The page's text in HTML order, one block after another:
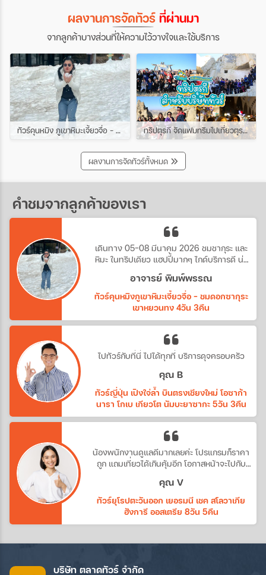
ผลงานการจัดทัวร์ที่ผ่านมา
จากลูกค้าบางส่วนที่ให้ความไว้วางใจและใช้บริการ
ทัวร์คุนหมิง ภูเขาหิมะเจี้ยวจื่อ - ชมดอกซากุระเขาหยวนทง 4วัน 3คืน ช่วง มีนาคม ทริปตุรกี จัดแฟมทริมไปเที่ยวตุรกีกับเหล่าบรรดาบริษัททัวร์ และเอเยนต์ทัวร์ ทริปนี้ขึ้นบอลลูนสนุกมาก
ผลงานการจัดทัวร์ทั้งหมด
คำชมจากลูกค้าของเรา
เดินทาง 05-08 มีนาคม 2026 ชมชากุระ และ
หิมะ ในทริปเดียว แฮปปี้มากๆ ไกด์บริการดี น่า
อาจารย์ พิมพ์พรรณ
ทัวร์คุนหมิงภูเขาหิมะเจี้ยวจื่อ - ชมดอกซากุระ
เขาหยวนทง 4วัน 3คืน
ไปทัวร์กับที่นี่ ไปได้ทุกที่ บริการดุจครอบครัว
คุณ B
ทัวร์ญี่ปุ่น เปิงใจ่ล้ำ บินตรงเชียงใหม่ โอซาก้า
นารา โกเบ เกียวโต นัมบะยาซากะ 5วัน 3คืน
น้องพนักงานดูแลดีมากเลยค่ะ โปรแกรมก็ราคา
ถูก แถมเที่ยวได้เกินคุ้มอีก โอกาสหน้าจะไปกับ
คุณ V
ทัวร์ยุโรปตะวันออก เยอรมนี เชค สโลวาเกีย
ฮังการี ออสเตรีย 8วัน 5คืน
บริษัท ตลาดทัวร์ จำกัด